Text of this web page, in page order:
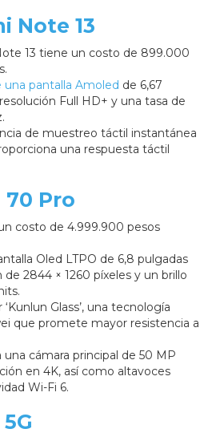
Note 13
13 tiene un costo de 899.000
una pantalla Amoled de 6,67
Full HD+ y una tasa de
de muestreo táctil instantánea
una respuesta táctil
70 Pro
costo de 4.999.900 pesos
Oled LTPO de 6,8 pulgadas
2844 × 1260 píxeles y un brillo
Glass’, una tecnología
que promete mayor resistencia a
una cámara principal de 50 MP
en 4K, así como altavoces
Wi-Fi 6.